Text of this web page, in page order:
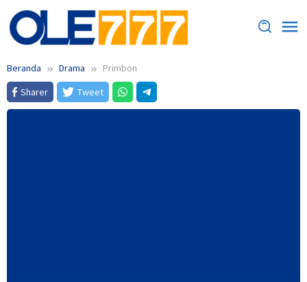
Loncat
ke
konten
Beranda Drama
Primbon
Sharer
Tweet